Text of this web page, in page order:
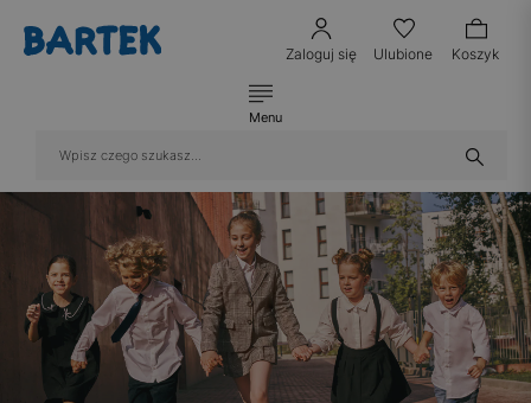
Zaloguj się Ulubione Koszyk
Menu